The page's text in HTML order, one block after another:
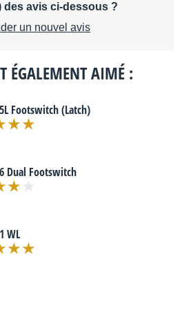
des avis ci-dessous ?
un nouvel avis
ÉGALEMENT AIMÉ :
Footswitch (Latch)
Dual Footswitch
WL